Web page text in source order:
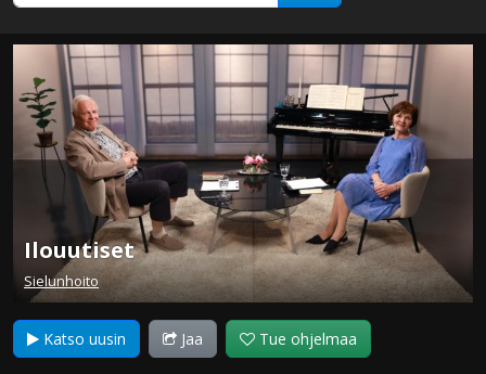
Ilouutiset
Sielunhoito
Katso uusin Jaa Tue ohjelmaa